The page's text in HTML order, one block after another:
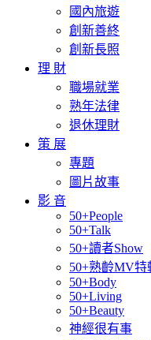
國內旅遊
創新善終
創新長照
理 財
職場就業
熟年法律
退休理財
策 展
專題
圖片故事
影 音
50+People
50+Talk
50+讀者Show
50+熟齡MV特
50+Body
50+Living
50+Beauty
神經很有事